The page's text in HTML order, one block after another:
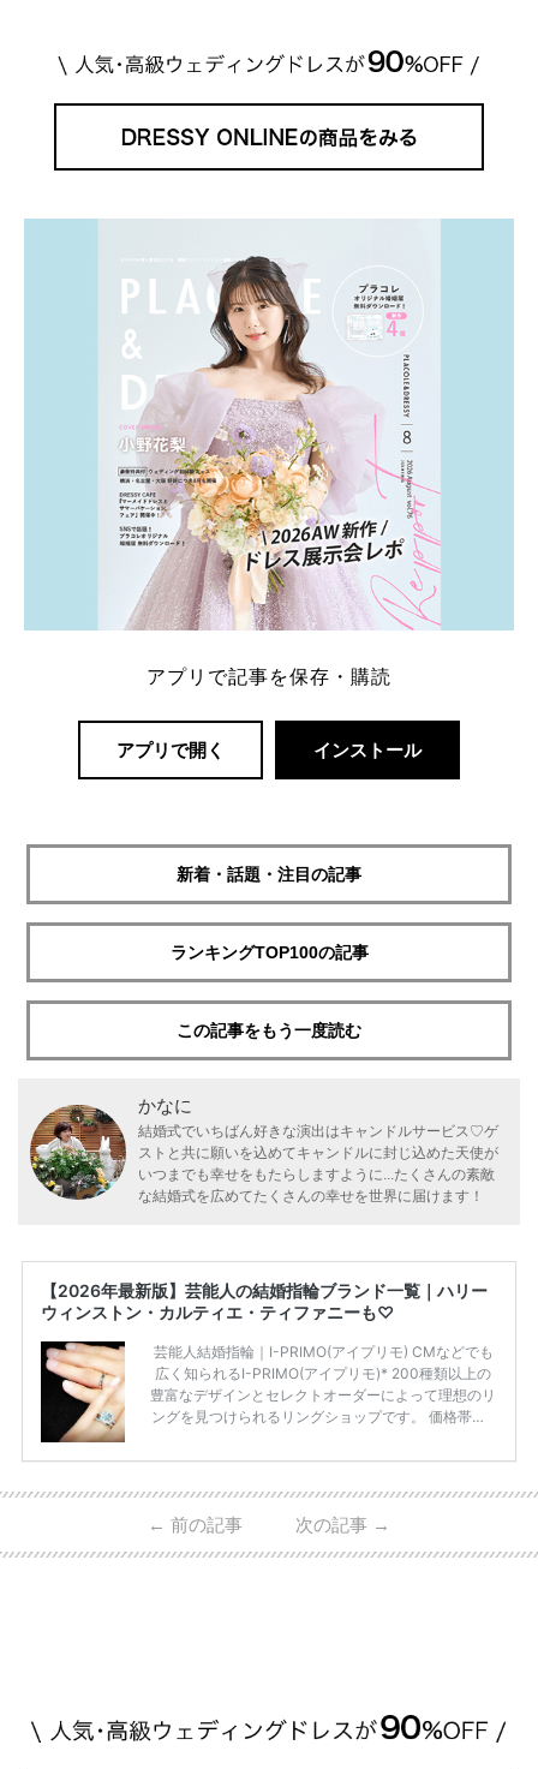
アプリで記事を保存・購読
アプリで開く インストール
新着・話題・注目の記事
ランキングTOP100の記事
この記事をもう一度読む
かなに
結婚式でいちばん好きな演出はキャンドルサービス♡ゲ
ストと共に願いを込めてキャンドルに封じ込めた天使が
いつまでも幸せをもたらしますように...たくさんの素敵
な結婚式を広めてたくさんの幸せを世界に届けます！
【2026年最新版】芸能人の結婚指輪ブランド一覧｜ハリー
ウィンストン・カルティエ・ティファニーも♡
芸能人結婚指輪｜I-PRIMO(アイプリモ) CMなどでも
広く知られるI-PRIMO(アイプリモ)* 200種類以上の
豊富なデザインとセレクトオーダーによって理想のリ
ングを見つけられるリングショップです。 価格帯は2
入が可能♩ コスパ的にも20代の若い夫婦に人気のよ
ビ 系 にて10月5日22時～スタートする水曜ドラマ『
#ファーストペンギン! 』で山藤 そよ役を演じます💁🏻‍♀️
← 前の記事 次の記事 →